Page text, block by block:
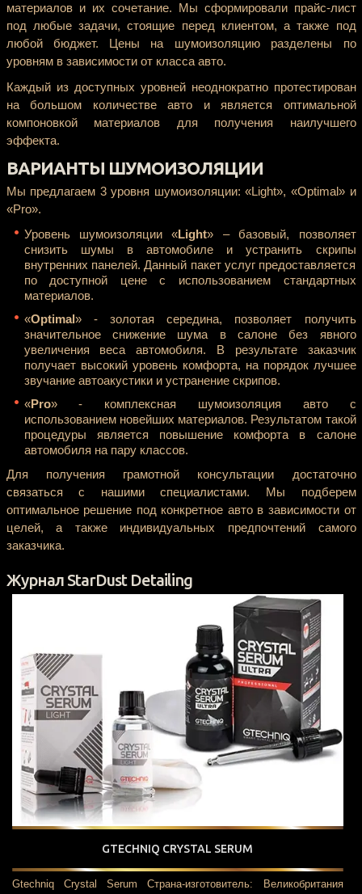
материалов и их сочетание. Мы сформировали прайс-лист
под любые задачи, стоящие перед клиентом, а также под
любой бюджет. Цены на шумоизоляцию разделены по
уровням в зависимости от класса авто.
Каждый из доступных уровней неоднократно протестирован
на большом количестве авто и является оптимальной
компоновкой материалов для получения наилучшего
эффекта.
ВАРИАНТЫ ШУМОИЗОЛЯЦИИ
Мы предлагаем 3 уровня шумоизоляции: «Light», «Optimal» и
«Pro».
Уровень шумоизоляции «Light» – базовый, позволяет
снизить шумы в автомобиле и устранить скрипы
внутренних панелей. Данный пакет услуг предоставляется
по доступной цене с использованием стандартных
материалов.
«Optimal» - золотая середина, позволяет получить
значительное снижение шума в салоне без явного
увеличения веса автомобиля. В результате заказчик
получает высокий уровень комфорта, на порядок лучшее
звучание автоакустики и устранение скрипов.
«Pro» - комплексная шумоизоляция авто с
использованием новейших материалов. Результатом такой
процедуры является повышение комфорта в салоне
автомобиля на пару классов.
Для получения грамотной консультации достаточно
связаться с нашими специалистами. Мы подберем
оптимальное решение под конкретное авто в зависимости от
целей, а также индивидуальных предпочтений самого
заказчика.
Журнал StarDust Detailing
GTECHNIQ CRYSTAL SERUM
Gtechniq Crystal Serum Страна-изготовитель: Великобритания